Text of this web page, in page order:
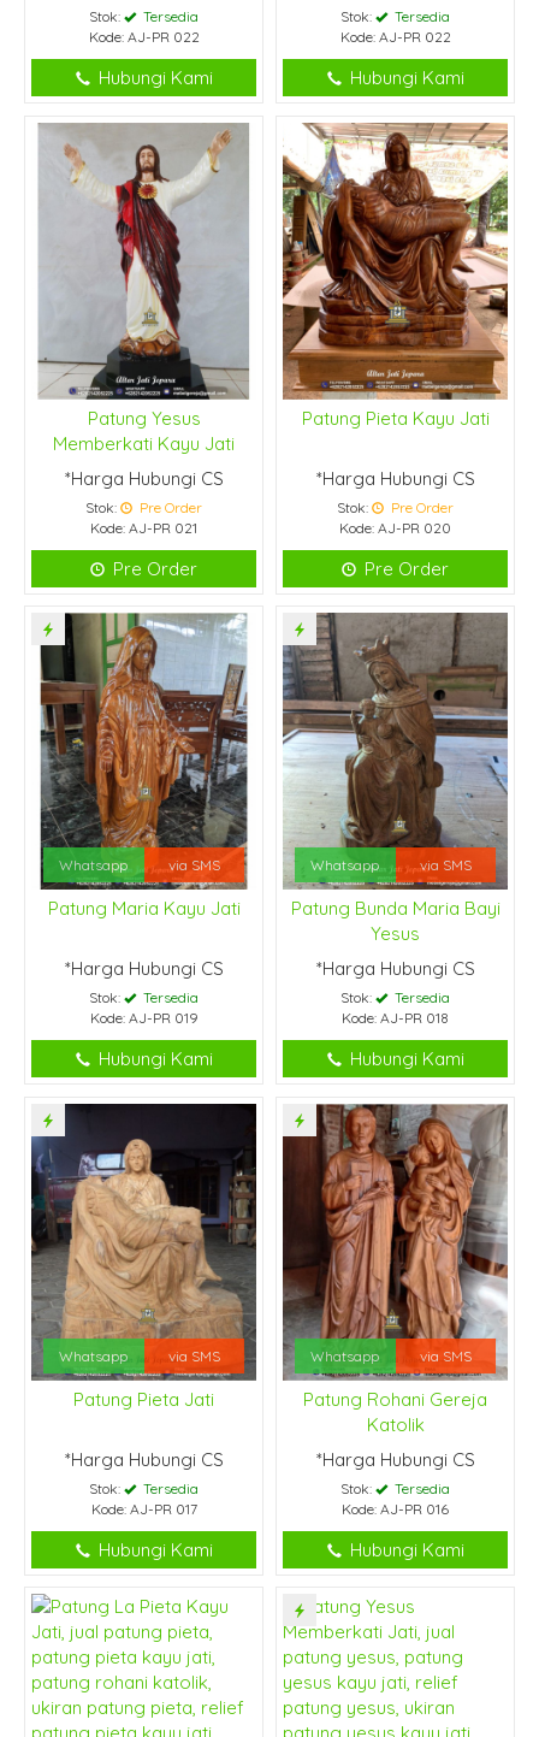
Stok:
Tersedia
Kode: AJ-PR 022
Hubungi Kami
Stok:
Tersedia
Kode: AJ-PR 022
Hubungi Kami
Patung Yesus
Memberkati Kayu Jati
*Harga Hubungi CS
Stok:
Pre Order
Kode: AJ-PR 021
Pre Order
Patung Pieta Kayu Jati
*Harga Hubungi CS
Stok:
Pre Order
Kode: AJ-PR 020
Pre Order
Whatsapp via SMS
Patung Maria Kayu Jati
*Harga Hubungi CS
Stok:
Tersedia
Kode: AJ-PR 019
Hubungi Kami
Whatsapp via SMS
Patung Bunda Maria Bayi
Yesus
*Harga Hubungi CS
Stok:
Tersedia
Kode: AJ-PR 018
Hubungi Kami
Whatsapp via SMS
Patung Pieta Jati
*Harga Hubungi CS
Stok:
Tersedia
Kode: AJ-PR 017
Hubungi Kami
Whatsapp via SMS
Patung Rohani Gereja
Katolik
*Harga Hubungi CS
Stok:
Tersedia
Kode: AJ-PR 016
Hubungi Kami